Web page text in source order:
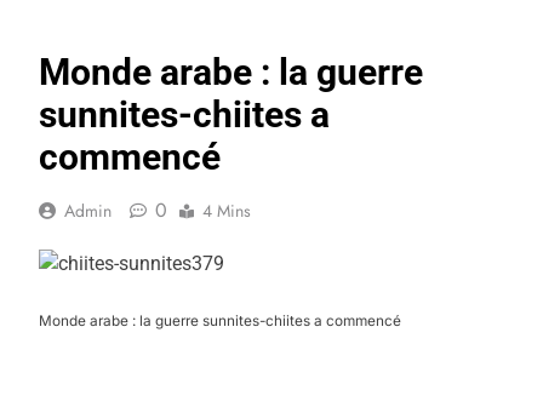
Monde arabe : la guerre
sunnites-chiites a
commencé
Admin 0 4 Mins
Monde arabe : la guerre sunnites-chiites a commencé